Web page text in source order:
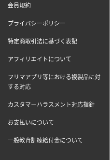
会員規約
プライバシーポリシー
特定商取引法に基づく表記
アフィリエイトについて
フリマアプリ等における複製品に対
する対応
カスタマーハラスメント対応指針
お支払いについて
一般教育訓練給付金について